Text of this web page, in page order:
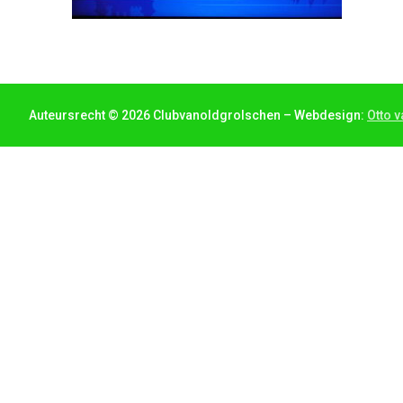
Auteursrecht © 2026 Clubvanoldgrolschen – Webdesign: Otto